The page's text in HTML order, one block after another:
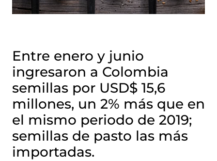
Entre enero y junio
ingresaron a Colombia
semillas por USD$ 15,6
millones, un 2% más que en
el mismo periodo de 2019;
semillas de pasto las más
importadas.